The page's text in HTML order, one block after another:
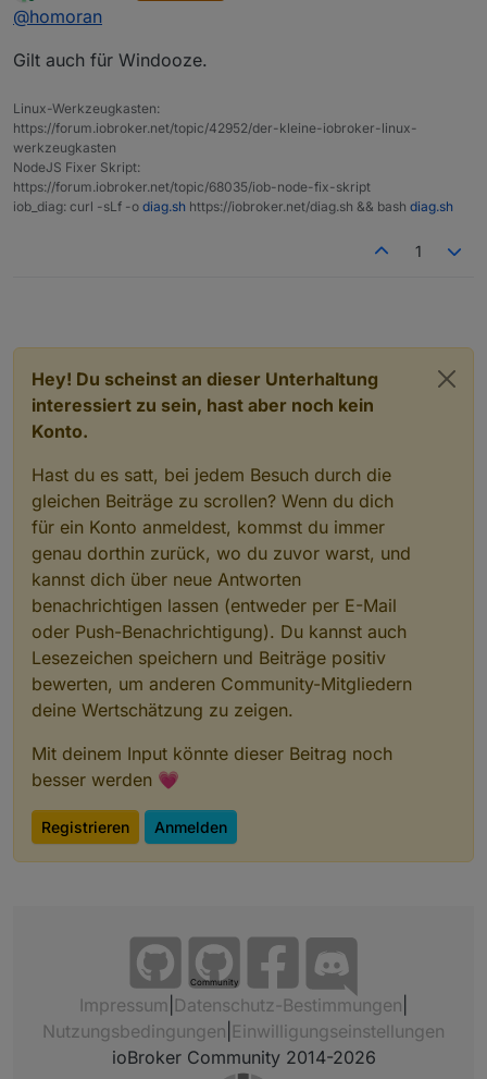
Online
@homoran
Gilt auch für Windooze.
Linux-Werkzeugkasten:
https://forum.iobroker.net/topic/42952/der-kleine-iobroker-linux-
werkzeugkasten
NodeJS Fixer Skript:
https://forum.iobroker.net/topic/68035/iob-node-fix-skript
iob_diag: curl -sLf -o diag.sh https://iobroker.net/diag.sh && bash diag.sh
1
Hey! Du scheinst an dieser Unterhaltung
interessiert zu sein, hast aber noch kein
Konto.
Hast du es satt, bei jedem Besuch durch die
gleichen Beiträge zu scrollen? Wenn du dich
für ein Konto anmeldest, kommst du immer
genau dorthin zurück, wo du zuvor warst, und
kannst dich über neue Antworten
benachrichtigen lassen (entweder per E-Mail
oder Push-Benachrichtigung). Du kannst auch
Lesezeichen speichern und Beiträge positiv
bewerten, um anderen Community-Mitgliedern
deine Wertschätzung zu zeigen.
Mit deinem Input könnte dieser Beitrag noch
besser werden 💗
Registrieren Anmelden
Community
Impressum Datenschutz-Bestimmungen
Nutzungsbedingungen Einwilligungseinstellungen
ioBroker Community 2014-2026